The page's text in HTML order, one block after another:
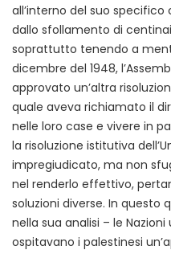
all’interno del suo
dallo sfollamento di
soprattutto tenendo a
dicembre del 1948,
approvato un’altra
quale aveva richiamato il
nelle loro case e vivere in
la risoluzione istitutiva
impregiudicato, ma non
nel renderlo effettivo,
soluzioni diverse. In questo
nella sua analisi – le
ospitavano i palestinesi